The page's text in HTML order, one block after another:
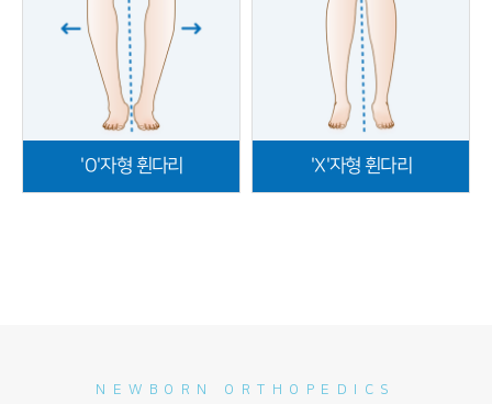
'O'자형 휜다리 'X'자형 휜다리
NEWBORN ORTHOPEDICS